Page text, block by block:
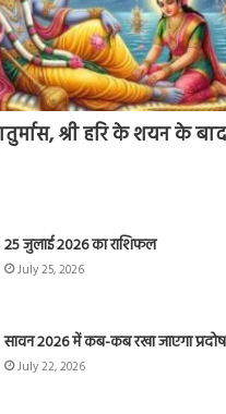
श्री हरि के शयन के
25 जुलाई 2026 का राशिफल
July 25, 2026
सावन 2026 में कब-कब रखा जाएगा
July 22, 2026